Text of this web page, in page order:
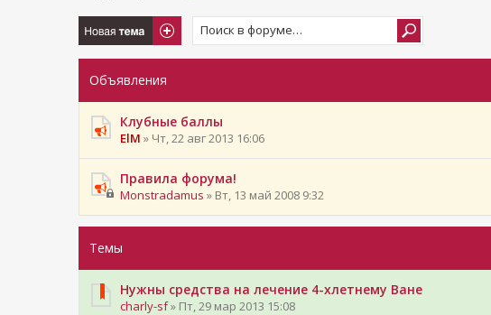
Новая тема
Объявления
Клубные баллы
ElM » Чт, 22 авг 2013 16:06
Правила форума!
Monstradamus » Вт, 13 май 2008 9:32
Темы
Нужны средства на лечение 4-хлетнему Ване
charly-sf» Пт, 29 мар 2013 15:08